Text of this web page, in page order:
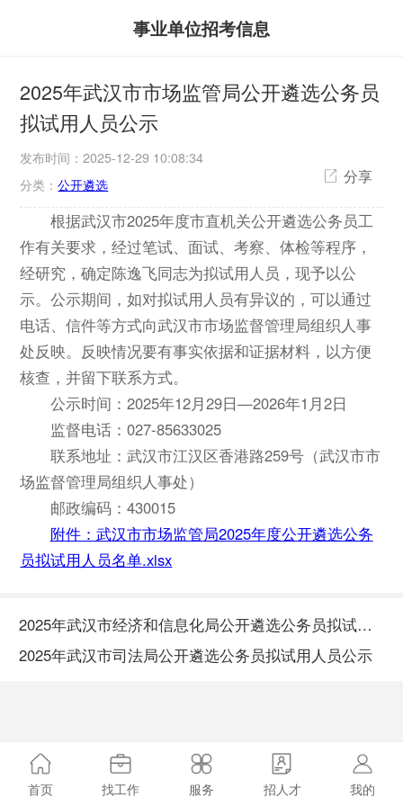
事业单位招考信息
2025年武汉市市场监管局公开遴选公务员
拟试用人员公示
发布时间：2025-12-29 10:08:34
分类：公开遴选 分享
根据武汉市2025年度市直机关公开遴选公务员工
作有关要求，经过笔试、面试、考察、体检等程序，
经研究，确定陈逸飞同志为拟试用人员，现予以公
示。公示期间，如对拟试用人员有异议的，可以通过
电话、信件等方式向武汉市市场监督管理局组织人事
处反映。反映情况要有事实依据和证据材料，以方便
核查，并留下联系方式。
公示时间：2025年12月29日—2026年1月2日
监督电话：027-85633025
联系地址：武汉市江汉区香港路259号（武汉市市
场监督管理局组织人事处）
邮政编码：430015
附件：武汉市市场监管局2025年度公开遴选公务
员拟试用人员名单.xlsx
2025年武汉市经济和信息化局公开遴选公务员拟试用人员公示
2025年武汉市司法局公开遴选公务员拟试用人员公示
首页 找工作 服务 招人才 我的